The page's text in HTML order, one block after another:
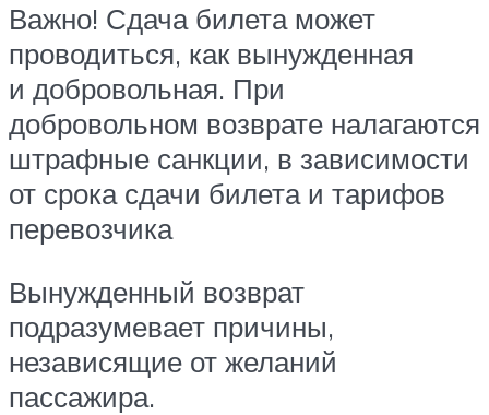
Важно! Сдача билета может
проводиться, как вынужденная
и добровольная. При
добровольном возврате налагаются
штрафные санкции, в зависимости
от срока сдачи билета и тарифов
перевозчика
Вынужденный возврат
подразумевает причины,
независящие от желаний
пассажира.